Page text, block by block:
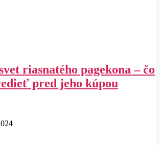
riasnatého pagekona – čo
pred jeho kúpou